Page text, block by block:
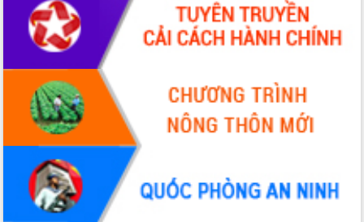
Tăng cường giám sát, đôn đốc thực
hiện nhiệm vụ quản lý tài sản công
hàng tuần
Tháo gỡ những vướng mắc, đẩy mạnh
công tác cải cách thủ tục hành chính
tại Trung tâm Phục vụ hành chính
công tỉnh
Đắk Lắk: Tôn vinh 46 giải pháp tại Hội
thi Sáng tạo Kỹ thuật 2024 - 2025
Đắk Lắk rà soát, điều chỉnh Đề án 190
về phát triển nuôi trồng thủy sản
Phó Chủ tịch UBND tỉnh Đắk Lắk